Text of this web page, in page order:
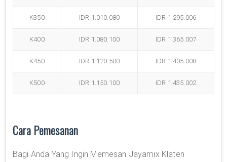
K350 IDR 1.010.080 IDR 1.295.006
K400 IDR 1.080.100 IDR 1.365.007
K450 IDR 1.120.500 IDR 1.405.008
K500 IDR 1.150.100 IDR 1.435.002
Cara Pemesanan
Bagi Anda Yang Ingin Memesan Jayamix Klaten